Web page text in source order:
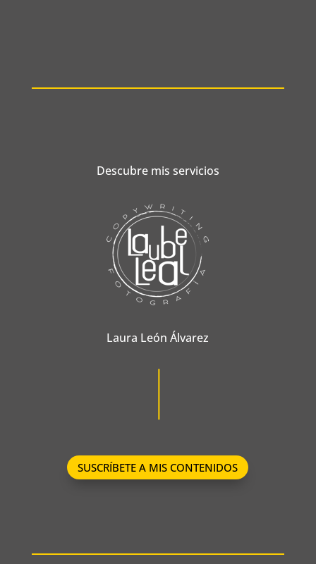
Descubre mis servicios
Laura León Álvarez
SUSCRÍBETE A MIS CONTENIDOS